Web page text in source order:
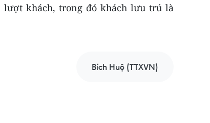
lượt khách, trong đó khách lưu trú là
Bích Huệ (TTXVN)